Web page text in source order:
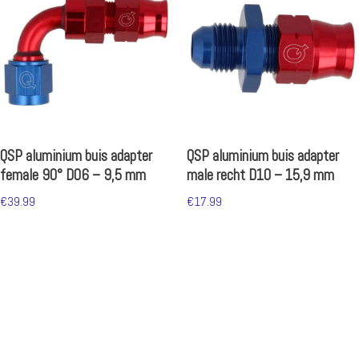
QSP aluminium buis adapter
female 90° D06 – 9,5 mm
€39.99
QSP aluminium buis adapter
male recht D10 – 15,9 mm
€17.99